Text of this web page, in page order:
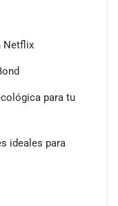
Netflix
para tu
ideales para